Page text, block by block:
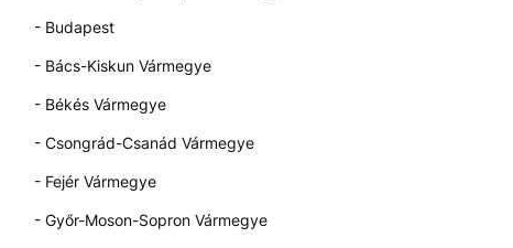
- Budapest
- Bács-Kiskun Vármegye
- Békés Vármegye
- Csongrád-Csanád Vármegye
- Fejér Vármegye
- Győr-Moson-Sopron Vármegye